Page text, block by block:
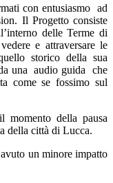
con entusiasmo ad
Il Progetto consiste
delle Terme di
e attraversare le
storico della sua
una audio guida che
come se fossimo sul
momento della pausa
della città di Lucca.
un minore impatto